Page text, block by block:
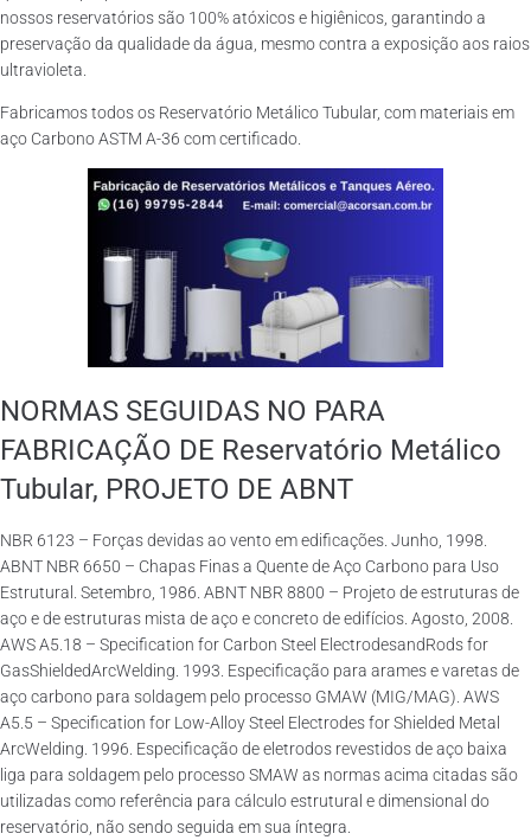
nossos reservatórios são 100% atóxicos e higiênicos, garantindo a
preservação da qualidade da água, mesmo contra a exposição aos raios
ultravioleta.
Fabricamos todos os Reservatório Metálico Tubular, com materiais em
aço Carbono ASTM A-36 com certificado.
NORMAS SEGUIDAS NO PARA
FABRICAÇÃO DE Reservatório Metálico
Tubular, PROJETO DE ABNT
NBR 6123 – Forças devidas ao vento em edificações. Junho, 1998.
ABNT NBR 6650 – Chapas Finas a Quente de Aço Carbono para Uso
Estrutural. Setembro, 1986. ABNT NBR 8800 – Projeto de estruturas de
aço e de estruturas mista de aço e concreto de edifícios. Agosto, 2008.
AWS A5.18 – Specification for Carbon Steel ElectrodesandRods for
GasShieldedArcWelding. 1993. Especificação para arames e varetas de
aço carbono para soldagem pelo processo GMAW (MIG/MAG). AWS
A5.5 – Specification for Low-Alloy Steel Electrodes for Shielded Metal
ArcWelding. 1996. Especificação de eletrodos revestidos de aço baixa
liga para soldagem pelo processo SMAW as normas acima citadas são
utilizadas como referência para cálculo estrutural e dimensional do
reservatório, não sendo seguida em sua íntegra.